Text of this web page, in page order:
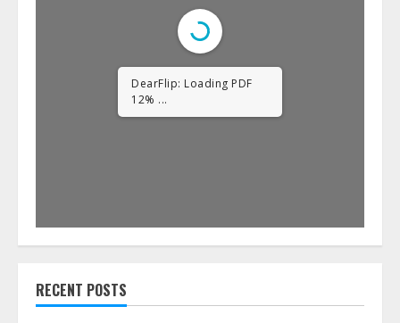
DearFlip: Loading PDF
23% ...
RECENT POSTS